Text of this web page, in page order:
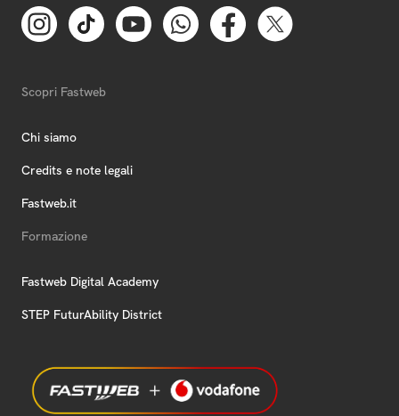
Scopri Fastweb
Chi siamo
Credits e note legali
Fastweb.it
Formazione
Fastweb Digital Academy
STEP FuturAbility District